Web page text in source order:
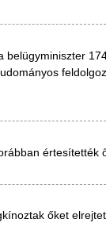
értesítették
őket